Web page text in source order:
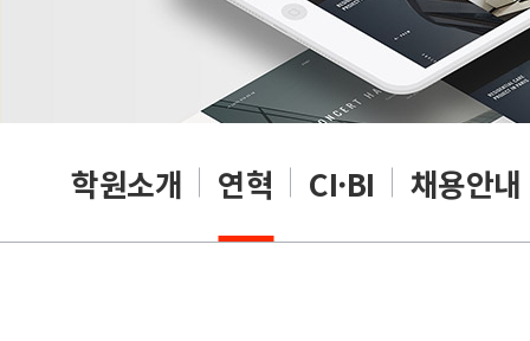
학원소개 연혁 CI·BI 채용안내